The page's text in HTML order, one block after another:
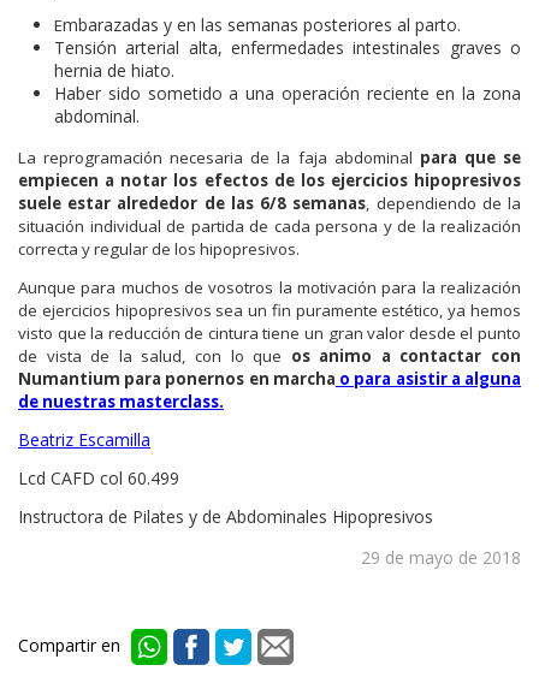
Embarazadas y en las semanas posteriores al parto.
Tensión arterial alta, enfermedades intestinales graves o
hernia de hiato.
Haber sido sometido a una operación reciente en la zona
abdominal.
La reprogramación necesaria de la faja abdominal para que se
empiecen a notar los efectos de los ejercicios hipopresivos
suele estar alrededor de las 6/8 semanas, dependiendo de la
situación individual de partida de cada persona y de la realización
correcta y regular de los hipopresivos.
Aunque para muchos de vosotros la motivación para la realización
de ejercicios hipopresivos sea un fin puramente estético, ya hemos
visto que la reducción de cintura tiene un gran valor desde el punto
de vista de la salud, con lo que os animo a contactar con
Numantium para ponernos en marcha o para asistir a alguna
de nuestras masterclass.
Beatriz Escamilla
Lcd CAFD col 60.499
Instructora de Pilates y de Abdominales Hipopresivos
29 de mayo de 2018
Compartir en